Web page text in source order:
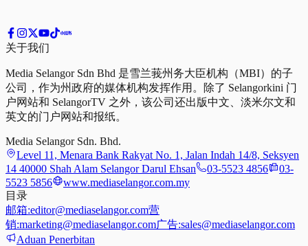
关于我们
Media Selangor Sdn Bhd 是雪兰莪州务大臣机构（MBI）的子
公司，作为州政府的媒体机构发挥作用。除了 Selangorkini 门
户网站和 SelangorTV 之外，该公司还出版中文、淡米尔文和
英文的门户网站和报纸。
Media Selangor Sdn. Bhd.
Level 11, Menara Bank Rakyat No. 1, Jalan Indah 14/8, Seksyen
14 40000 Shah Alam Selangor Darul Ehsan
03-5523 4856
03-
5523 5856
www.mediaselangor.com.my
目录
邮箱:editor@mediaselangor.com营
销:marketing@mediaselangor.com广告:sales@mediaselangor.com
Aduan Penerbitan